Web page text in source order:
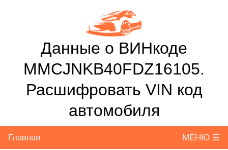
Данные о ВИНкоде
MMCJNKB40FDZ16105.
Расшифровать VIN код
автомобиля
Главная МЕНЮ ☰